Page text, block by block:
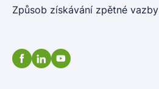
Způsob získávání zpětné vazby